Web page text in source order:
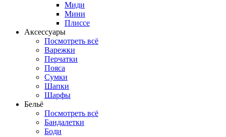
Миди
Мини
Плиссе
Аксессуары
Посмотреть всё
Варежки
Перчатки
Пояса
Сумки
Шапки
Шарфы
Бельё
Посмотреть всё
Бандалетки
Боди